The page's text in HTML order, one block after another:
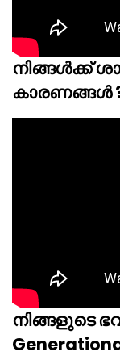
നിങ്ങൾക്ക്
കാരണങ്ങൾ ?
നിങ്ങളുടെ